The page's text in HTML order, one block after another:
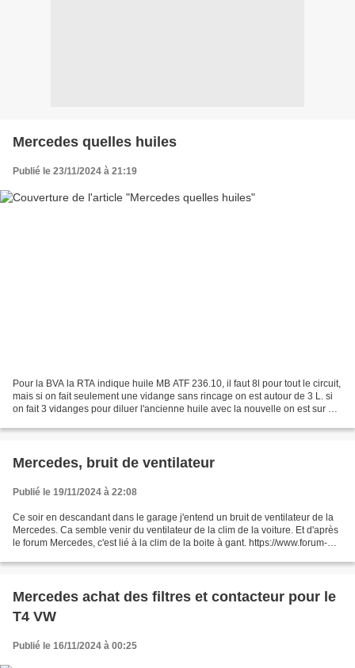
Mercedes quelles huiles
Publié le 23/11/2024 à 21:19
Pour la BVA la RTA indique huile MB ATF 236.10, il faut 8l pour tout le circuit,
mais si on fait seulement une vidange sans rincage on est autour de 3 L. si
on fait 3 vidanges pour diluer l'ancienne huile avec la nouvelle on est sur 9L
Mercedes, bruit de ventilateur
Publié le 19/11/2024 à 22:08
Ce soir en descandant dans le garage j'entend un bruit de ventilateur de la
Mercedes. Ca semble venir du ventilateur de la clim de la voiture. Et d'après
le forum Mercedes, c'est lié à la clim de la boite à gant. https://www.forum-
Mercedes achat des filtres et contacteur pour le
T4 VW
Publié le 16/11/2024 à 00:25